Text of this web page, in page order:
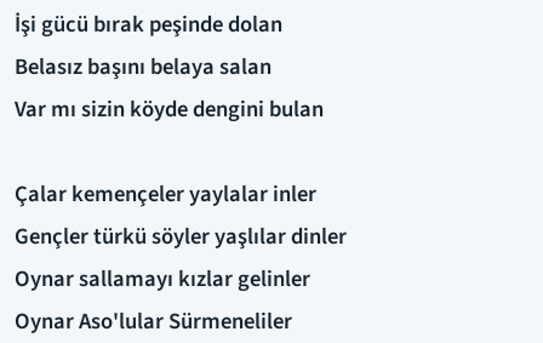
İşi gücü bırak peşinde dolan
Belasız başını belaya salan
Var mı sizin köyde dengini bulan
Çalar kemençeler yaylalar inler
Gençler türkü söyler yaşlılar dinler
Oynar sallamayı kızlar gelinler
Oynar Aso'lular Sürmeneliler